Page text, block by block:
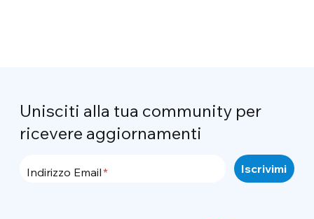
Unisciti alla tua community per
ricevere aggiornamenti
Indirizzo Email